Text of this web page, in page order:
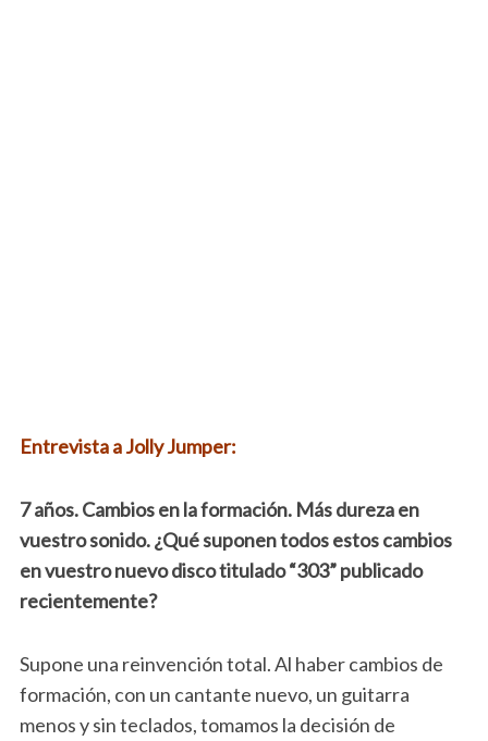
Entrevista a Jolly Jumper:
7 años. Cambios en la formación. Más dureza en
vuestro sonido. ¿Qué suponen todos estos cambios
en vuestro nuevo disco titulado “303” publicado
recientemente?
Supone una reinvención total. Al haber cambios de
formación, con un cantante nuevo, un guitarra
menos y sin teclados, tomamos la decisión de